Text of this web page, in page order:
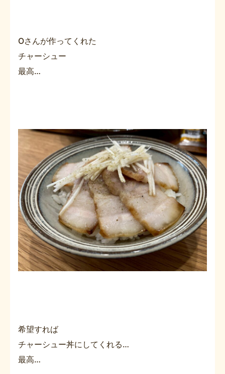
Oさんが作ってくれた
チャーシュー
最高…
希望すれば
チャーシュー丼にしてくれる…
最高…